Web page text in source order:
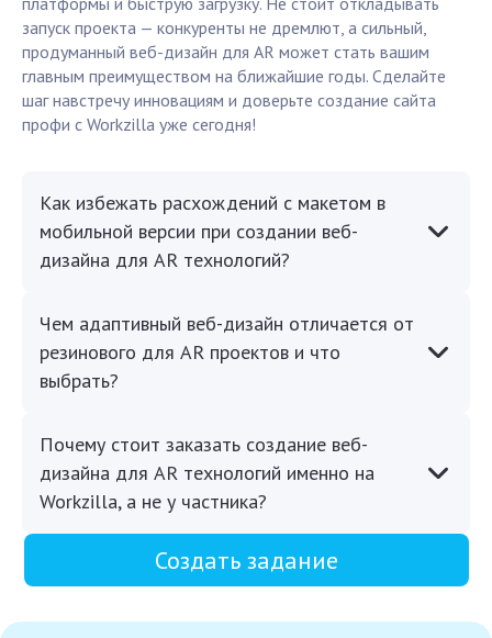
запуск проекта — конкуренты не дремлют, а сильный,
продуманный веб-дизайн для AR может стать вашим
главным преимуществом на ближайшие годы. Сделайте
шаг навстречу инновациям и доверьте создание сайта
профи с Workzilla уже сегодня!
Как избежать расхождений с макетом в
мобильной версии при создании веб-
дизайна для AR технологий?
Чем адаптивный веб-дизайн отличается от
резинового для AR проектов и что
выбрать?
Почему стоит заказать создание веб-
дизайна для AR технологий именно на
Workzilla, а не у частника?
Создать задание